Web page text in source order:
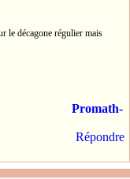
le décagone régulier mais
Promath-
Répondre